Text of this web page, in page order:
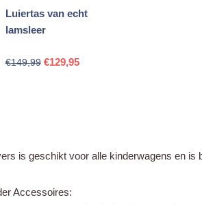
Luiertas van echt
lamsleer
€149,99 Oorspronkelijke
€129,95Huidige
is geschikt voor alle kinderwagens en
Accessoires: